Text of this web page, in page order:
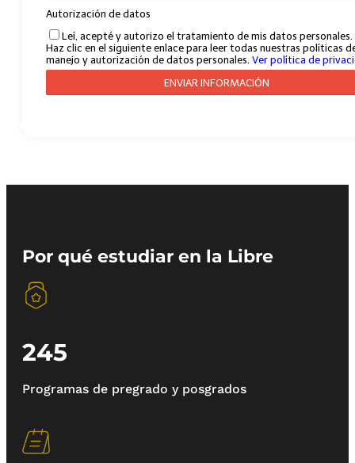
Por qué estudiar en la Libre
245
Programas de pregrado y posgrados